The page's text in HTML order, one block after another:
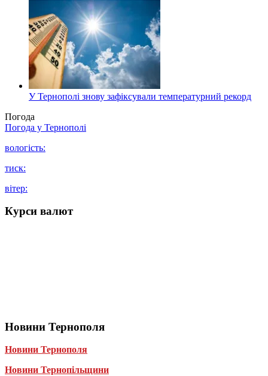
У Тернополі знову зафіксували температурний рекорд
Погода
Погода у Тернополі
вологість:
тиск:
вітер:
Курси валют
Новини Тернополя
Новини Тернополя
Новини Тернопільщини